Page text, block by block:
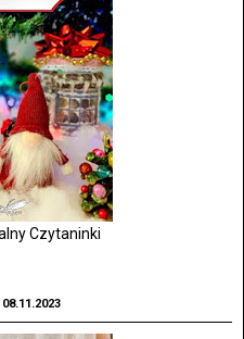
Czytaninki
08.11.2023